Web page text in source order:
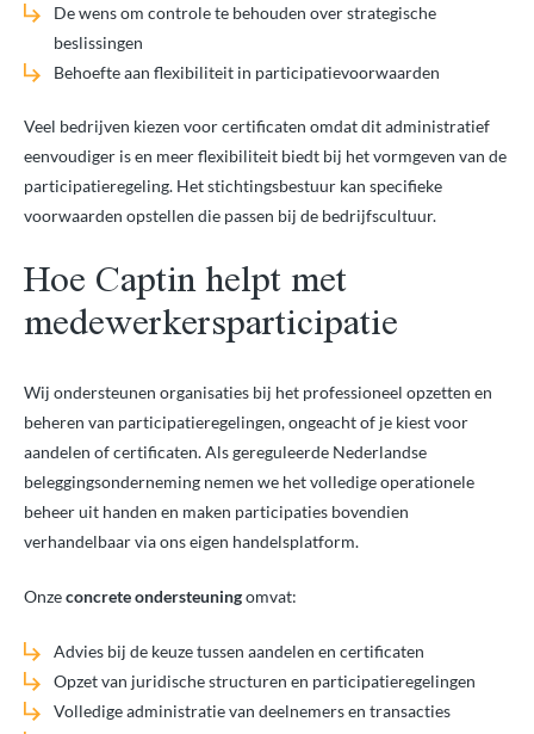
De wens om controle te behouden over strategische
beslissingen
Behoefte aan flexibiliteit in participatievoorwaarden
Veel bedrijven kiezen voor certificaten omdat dit administratief
eenvoudiger is en meer flexibiliteit biedt bij het vormgeven van de
participatieregeling. Het stichtingsbestuur kan specifieke
voorwaarden opstellen die passen bij de bedrijfscultuur.
Hoe Captin helpt met
medewerkersparticipatie
Wij ondersteunen organisaties bij het professioneel opzetten en
beheren van participatieregelingen, ongeacht of je kiest voor
aandelen of certificaten. Als gereguleerde Nederlandse
beleggingsonderneming nemen we het volledige operationele
beheer uit handen en maken participaties bovendien
verhandelbaar via ons eigen handelsplatform.
Onzeconcrete ondersteuningomvat:
Advies bij de keuze tussen aandelen en certificaten
Opzet van juridische structuren en participatieregelingen
Volledige administratie van deelnemers en transacties